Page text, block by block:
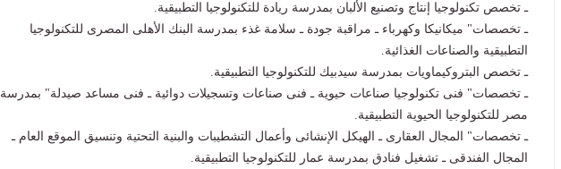
ـ تخصص تكنولوجيا إنتاج وتصنيع الألبان بمدرسة ريادة للتكنولوجيا التطبيقية.
ـ تخصصات" ميكانيكا وكهرباء ـ مراقبة جودة ـ سلامة غذء بمدرسة البنك الأهلى المصرى للتكنولوجيا
التطبيقية والصناعات الغذائية.
ـ تخصص البتروكيماويات بمدرسة سيدبيك للتكنولوجيا التطبيقية.
ـ تخصصات" فنى تكنولوجيا صناعات حيوية ـ فنى صناعات وتسجيلات دوائية ـ فنى مساعد صيدلة" بمدرسة
مصر للتكنولوجيا الحيوية التطبيقية.
ـ تخصصات" المجال العقارى ـ الهيكل الإنشائى وأعمال التشطيبات والبنية التحتية وتنسيق الموقع العام ـ
المجال الفندقى ـ تشغيل فنادق بمدرسة عمار للتكنولوجيا التطبيقية.